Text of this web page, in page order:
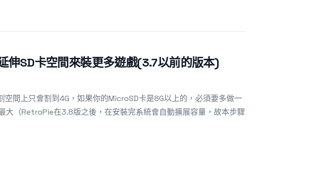
伸SD卡空間來裝更多遊戲(3.7以前的版本)
間上只會割到4G，如果你的MicroSD卡是8G以上的，必須要多做一
大（RetroPie在3.8版之後，在安裝完系統會自動擴展容量，故本步驟